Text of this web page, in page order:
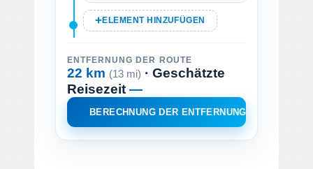
ELEMENT HINZUFÜGEN
ENTFERNUNG DER ROUTE
22 km (13 mi) · Geschätzte
Reisezeit—
BERECHNUNG DER ENTFERNUNG